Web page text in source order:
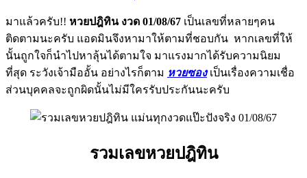
มาแล้วครับ!! หวยปฎิทิน งวด 01/08/67 เป็นเลขที่หลายๆคน
ติดตามนะครับ แอดมินจึงหามาให้ตามที่ชอบกัน หากเลขที่ให้
นั้นถูกใจก็นำไปหาลุ้นได้ตามใจ มาแรงมากได้รับความนิยม
ที่สุด ระวังเจ้ามืออั้น อย่างไรก็ตาม หวยซองเป็นเรื่องความเชื่อ
ส่วนบุคคลจะถูกผิดนั้นไม่มีใครรับประกันนะครับ
รวมเลขหวยปฎิทิน